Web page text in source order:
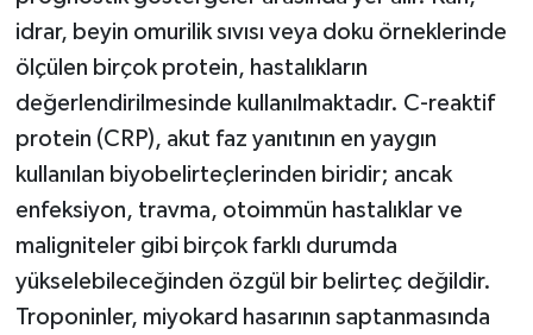
idrar, beyin omurilik sıvısı veya doku örneklerinde
ölçülen birçok protein, hastalıkların
değerlendirilmesinde kullanılmaktadır. C-reaktif
protein (CRP), akut faz yanıtının en yaygın
kullanılan biyobelirteçlerinden biridir; ancak
enfeksiyon, travma, otoimmün hastalıklar ve
maligniteler gibi birçok farklı durumda
yükselebileceğinden özgül bir belirteç değildir.
Troponinler, miyokard hasarının saptanmasında